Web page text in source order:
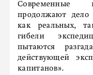
Современные
продолжают дело
как реальных,
гибели
пытаются
действующей
капитанов».